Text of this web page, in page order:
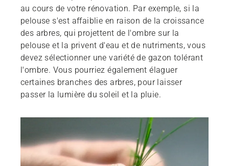
au cours de votre rénovation. Par exemple, si la
pelouse s'est affaiblie en raison de la croissance
des arbres, qui projettent de l'ombre sur la
pelouse et la privent d'eau et de nutriments, vous
devez sélectionner une variété de gazon tolérant
l'ombre. Vous pourriez également élaguer
certaines branches des arbres, pour laisser
passer la lumière du soleil et la pluie.